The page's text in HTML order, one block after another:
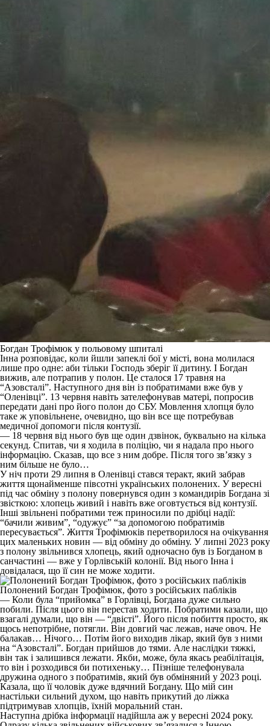
Богдан Трофімюк у польовому шпиталі
Інна розповідає, коли йшли запеклі бої у місті, вона молилася
лише про одне: аби тільки Господь зберіг її дитину. І Богдан
вижив, але потрапив у полон. Це сталося 17 травня на
“Азовсталі”. Наступного дня він із побратимами вже був у
“Оленівці”. 13 червня навіть зателефонував матері, попросив
передати дані про його полон до СБУ. Мовлення хлопця було
таке ж уповільнене, очевидно, що він все ще потребував
медичної допомоги після контузії.
— 18 червня від нього був ще один дзвінок, буквально на кілька
секунд. Спитав, чи я ходила в поліцію, чи я надала про нього
інформацію. Сказав, що все з ним добре. Після того зв’язку з
ним більше не було…
У ніч проти 29 липня в Оленівці стався теракт, який забрав
життя щонайменше півсотні українських полонених. У вересні
під час обміну з полону повернувся один з командирів Богдана зі
звісткою: хлопець живий і навіть вже оговтується від контузії.
Інші звільнені побратими теж приносили по дрібці надії:
“бачили живим”, “одужує” “за допомогою побратимів
пересувається”. Життя Трофімюків перетворилося на очікування
цих маленьких новин — від обміну до обміну. У липні 2023 року
з полону звільнився хлопець, який одночасно був із Богданом в
санчастині — вже у Горлівській колонії. Від нього Інна і
довідалася, що її син не може ходити.
Полонений Богдан Трофімюк, фото з російських пабліків
— Коли була “прийомка” в Горлівці, Богдана дуже сильно
побили. Після цього він перестав ходити. Побратими казали, що
взагалі думали, що він — “двісті”. Його після побиття просто, як
щось непотрібне, потягли. Він довгий час лежав, наче овоч. Не
балакав… Нічого… Потім його виходив лікар, який був з ними
на “Азовсталі”. Богдан прийшов до тями. Але наслідки тяжкі,
він так і залишився лежати. Якби, може, була якась реабілітація,
то він і розходився би потихеньку… Пізніше телефонувала
дружина одного з побратимів, який був обміняний у 2023 році.
Казала, що її чоловік дуже вдячний Богдану. Що мій син
настільки сильний духом, що навіть прикутий до ліжка
підтримував хлопців, їхній моральний стан.
Наступна дрібка інформації надійшла аж у вересні 2024 року.